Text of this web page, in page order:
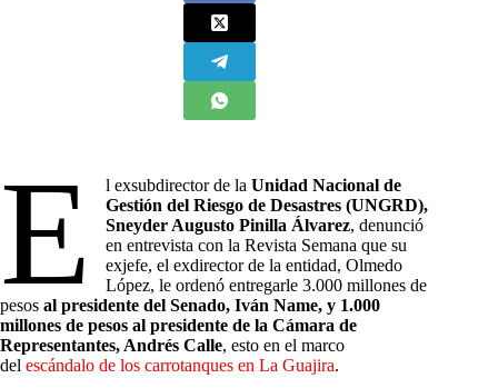
E l exsubdirector de laUnidad Nacional de
Gestión del Riesgo de Desastres (UNGRD),
Sneyder Augusto Pinilla Álvarez, denunció
en entrevista con la Revista Semana que su
exjefe, el exdirector de la entidad, Olmedo
López, le ordenó entregarle 3.000 millones de
pesos al presidente del Senado, Iván Name, y 1.000
millones de pesos al presidente de la Cámara de
Representantes, Andrés Calle, esto en el marco
del escándalo de los carrotanques en La Guajira.